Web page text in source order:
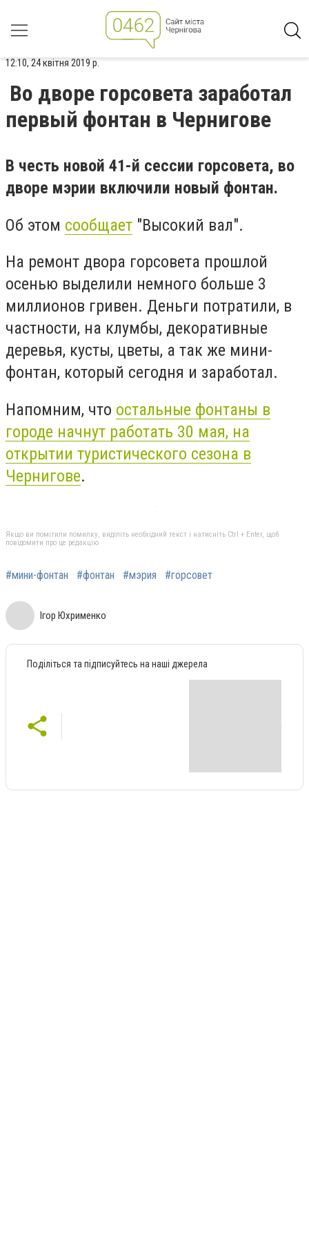
12:10, 24 квітня 2019 р.
Во дворе горсовета заработал
первый фонтан в Чернигове
В честь новой 41-й сессии горсовета, во
дворе мэрии включили новый фонтан.
Об этом сообщает "Высокий вал".
На ремонт двора горсовета прошлой
осенью выделили немного больше 3
миллионов гривен. Деньги потратили, в
частности, на клумбы, декоративные
деревья, кусты, цветы, а так же мини-
фонтан, который сегодня и заработал.
Напомним, что остальные фонтаны в
городе начнут работать 30 мая, на
открытии туристического сезона в
Чернигове.
Якщо ви помітили помилку, виділіть необхідний текст і натисніть Ctrl + Enter, щоб
повідомити про це редакцію
#мини-фонтан #фонтан #мэрия #горсовет
Ігор Юхрименко
Поділіться та підписуйтесь на наші джерела